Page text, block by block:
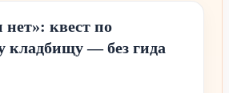
квест по
кладбищу — без гида